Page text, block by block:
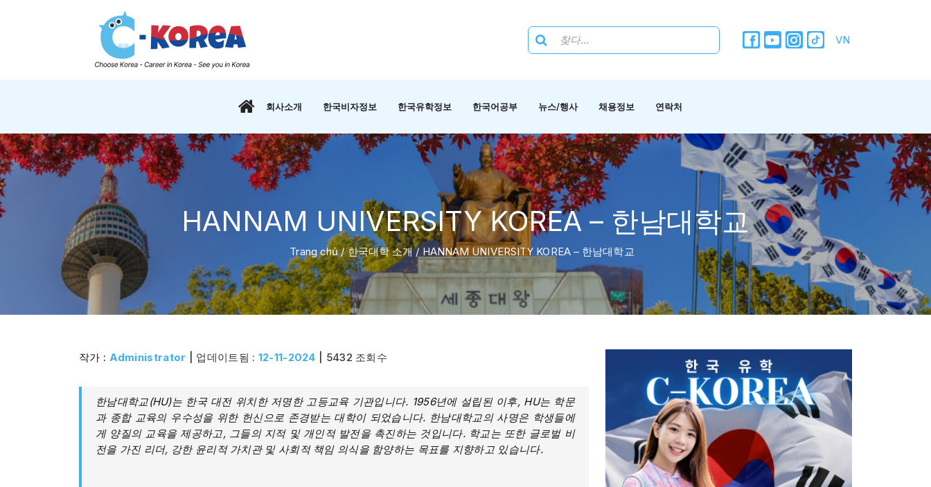
VN
회사소개 한국비자정보 한국유학정보 한국어공부 뉴스/행사 채용정보 연락처
HANNAM UNIVERSITY KOREA – 한남대학교
Trang chủ/한국대학 소개/ HANNAM UNIVERSITY KOREA – 한남대학교
작가 : Administrator | 업데이트됨 : 12-11-2024 | 5432 조회수
한남대학교(HU)는 한국 대전 위치한 저명한 고등교육 기관입니다. 1956년에 설립된 이후, HU는 학문
과 종합 교육의 우수성을 위한 헌신으로 존경받는 대학이 되었습니다. 한남대학교의 사명은 학생들에
게 양질의 교육을 제공하고, 그들의 지적 및 개인적 발전을 촉진하는 것입니다. 학교는 또한 글로벌 비
전을 가진 리더, 강한 윤리적 가치관 및 사회적 책임 의식을 함양하는 목표를 지향하고 있습니다.